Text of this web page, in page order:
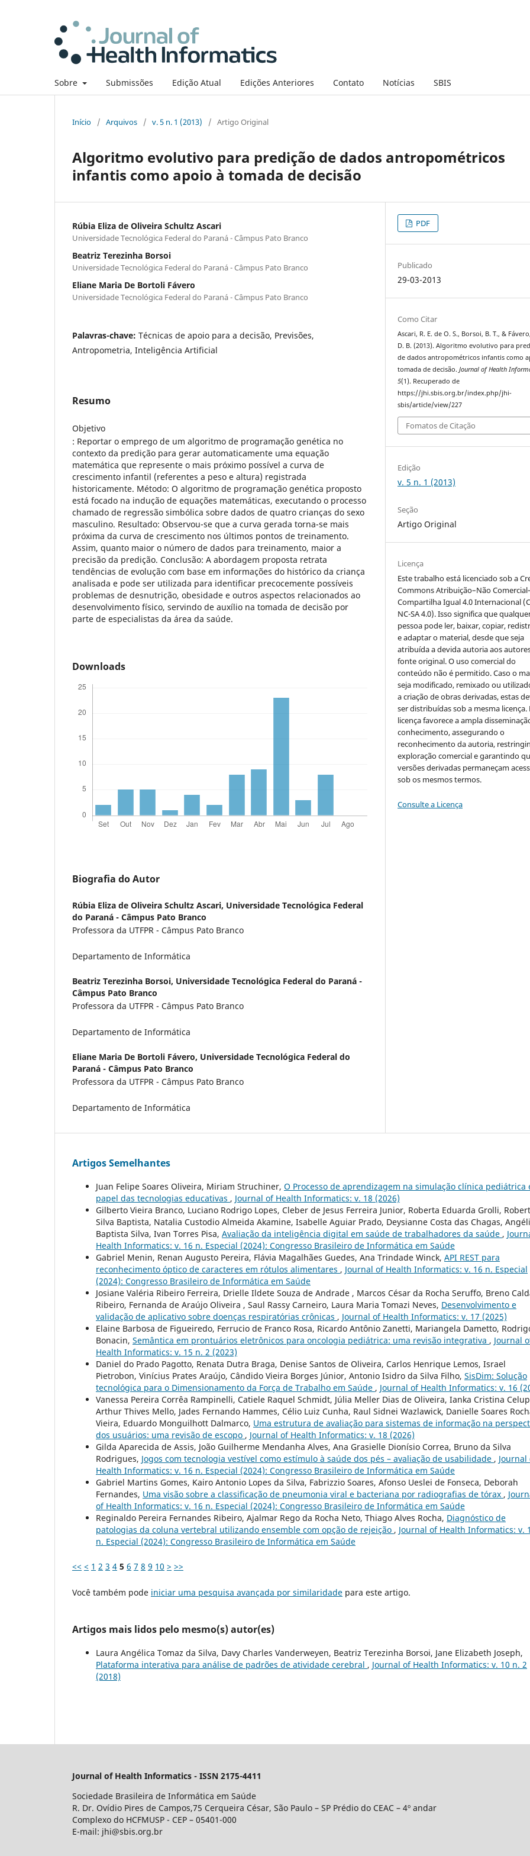
Sobre Submissões Edição Atual Edições Anteriores Contato Notícias SBIS
Início / Arquivos / v. 5 n. 1 (2013) / Artigo Original
Algoritmo evolutivo para predição de dados antropométricos
infantis como apoio à tomada de decisão
Rúbia Eliza de Oliveira Schultz Ascari
Universidade Tecnológica Federal do Paraná - Câmpus Pato Branco
Beatriz Terezinha Borsoi
Universidade Tecnológica Federal do Paraná - Câmpus Pato Branco
Eliane Maria De Bortoli Fávero
Universidade Tecnológica Federal do Paraná - Câmpus Pato Branco
Palavras-chave: Técnicas de apoio para a decisão, Previsões,
Antropometria, Inteligência Artificial
Resumo
Objetivo
: Reportar o emprego de um algoritmo de programação genética no
contexto da predição para gerar automaticamente uma equação
matemática que represente o mais próximo possível a curva de
crescimento infantil (referentes a peso e altura) registrada
historicamente. Método: O algoritmo de programação genética proposto
está focado na indução de equações matemáticas, executando o processo
chamado de regressão simbólica sobre dados de quatro crianças do sexo
masculino. Resultado: Observou-se que a curva gerada torna-se mais
próxima da curva de crescimento nos últimos pontos de treinamento.
Assim, quanto maior o número de dados para treinamento, maior a
precisão da predição. Conclusão: A abordagem proposta retrata
tendências de evolução com base em informações do histórico da criança
analisada e pode ser utilizada para identificar precocemente possíveis
problemas de desnutrição, obesidade e outros aspectos relacionados ao
desenvolvimento físico, servindo de auxílio na tomada de decisão por
parte de especialistas da área da saúde.
Downloads
Biografia do Autor
Rúbia Eliza de Oliveira Schultz Ascari, Universidade Tecnológica Federal
do Paraná - Câmpus Pato Branco
Professora da UTFPR - Câmpus Pato Branco
Departamento de Informática
Beatriz Terezinha Borsoi, Universidade Tecnológica Federal do Paraná -
Câmpus Pato Branco
Professora da UTFPR - Câmpus Pato Branco
Departamento de Informática
Eliane Maria De Bortoli Fávero, Universidade Tecnológica Federal do
Paraná - Câmpus Pato Branco
Professora da UTFPR - Câmpus Pato Branco
Departamento de Informática
PDF
Publicado
29-03-2013
Como Citar
Ascari, R. E. de O. S., Borsoi, B. T., &
D. B. (2013). Algoritmo evolutivo para
de dados antropométricos infantis como
tomada de decisão.Journal of Health
5(1). Recuperado de
https://jhi.sbis.org.br/index.php/jhi-
sbis/article/view/227
Fomatos de Citação
Edição
v. 5 n. 1 (2013)
Seção
Artigo Original
Licença
Este trabalho está licenciado sob a
Commons Atribuição–Não
Compartilha Igual 4.0 Internacional
NC-SA 4.0). Isso significa que
pessoa pode ler, baixar, copiar,
e adaptar o material, desde que seja
atribuída a devida autoria aos
fonte original. O uso comercial do
conteúdo não é permitido. Caso o
seja modificado, remixado ou
a criação de obras derivadas, estas
ser distribuídas sob a mesma licença.
licença favorece a ampla
conhecimento, assegurando o
reconhecimento da autoria,
exploração comercial e garantindo
versões derivadas permaneçam
sob os mesmos termos.
Consulte a Licença
Artigos Semelhantes
Juan Felipe Soares Oliveira, Miriam Struchiner, O Processo de aprendizagem na simulação clínica pediátrica
papel das tecnologias educativas , Journal of Health Informatics: v. 18 (2026)
Gilberto Vieira Branco, Luciano Rodrigo Lopes, Cleber de Jesus Ferreira Junior, Roberta Eduarda Grolli,
Silva Baptista, Natalia Custodio Almeida Akamine, Isabelle Aguiar Prado, Deysianne Costa das Chagas,
Baptista Silva, Ivan Torres Pisa, Avaliação da inteligência digital em saúde de trabalhadores da saúde ,
Health Informatics: v. 16 n. Especial (2024): Congresso Brasileiro de Informática em Saúde
Gabriel Menin, Renan Augusto Pereira, Flávia Magalhães Guedes, Ana Trindade Winck, API REST para
reconhecimento óptico de caracteres em rótulos alimentares , Journal of Health Informatics: v. 16 n. Especial
(2024): Congresso Brasileiro de Informática em Saúde
Josiane Valéria Ribeiro Ferreira, Drielle Ildete Souza de Andrade , Marcos César da Rocha Seruffo, Breno
Ribeiro, Fernanda de Araújo Oliveira , Saul Rassy Carneiro, Laura Maria Tomazi Neves, Desenvolvimento e
validação de aplicativo sobre doenças respiratórias crônicas , Journal of Health Informatics: v. 17 (2025)
Elaine Barbosa de Figueiredo, Ferrucio de Franco Rosa, Ricardo Antônio Zanetti, Mariangela Dametto,
Bonacin, Semântica em prontuários eletrônicos para oncologia pediátrica: uma revisão integrativa , Journal
Health Informatics: v. 15 n. 2 (2023)
Daniel do Prado Pagotto, Renata Dutra Braga, Denise Santos de Oliveira, Carlos Henrique Lemos, Israel
Pietrobon, Vinícius Prates Araújo, Cândido Vieira Borges Júnior, Antonio Isidro da Silva Filho, SisDim: Solução
tecnológica para o Dimensionamento da Força de Trabalho em Saúde , Journal of Health Informatics: v. 16
Vanessa Pereira Corrêa Rampinelli, Catiele Raquel Schmidt, Júlia Meller Dias de Oliveira, Ianka Cristina
Arthur Thives Mello, Jades Fernando Hammes, Célio Luiz Cunha, Raul Sidnei Wazlawick, Danielle Soares
Vieira, Eduardo Monguilhott Dalmarco, Uma estrutura de avaliação para sistemas de informação na
dos usuários: uma revisão de escopo , Journal of Health Informatics: v. 18 (2026)
Gilda Aparecida de Assis, João Guilherme Mendanha Alves, Ana Grasielle Dionísio Correa, Bruno da Silva
Rodrigues, Jogos com tecnologia vestível como estímulo à saúde dos pés – avaliação de usabilidade , Journal
Health Informatics: v. 16 n. Especial (2024): Congresso Brasileiro de Informática em Saúde
Gabriel Martins Gomes, Kairo Antonio Lopes da Silva, Fabrizzio Soares, Afonso Ueslei de Fonseca, Deborah
Fernandes, Uma visão sobre a classificação de pneumonia viral e bacteriana por radiografias de tórax ,
of Health Informatics: v. 16 n. Especial (2024): Congresso Brasileiro de Informática em Saúde
Reginaldo Pereira Fernandes Ribeiro, Ajalmar Rego da Rocha Neto, Thiago Alves Rocha, Diagnóstico de
patologias da coluna vertebral utilizando ensemble com opção de rejeição , Journal of Health Informatics: v.
n. Especial (2024): Congresso Brasileiro de Informática em Saúde
<< < 1 2 3 4 5 6 7 8 9 10 > >>
Você também pode iniciar uma pesquisa avançada por similaridade para este artigo.
Artigos mais lidos pelo mesmo(s) autor(es)
Laura Angélica Tomaz da Silva, Davy Charles Vanderweyen, Beatriz Terezinha Borsoi, Jane Elizabeth Joseph,
Plataforma interativa para análise de padrões de atividade cerebral , Journal of Health Informatics: v. 10 n. 2
(2018)
Journal of Health Informatics - ISSN 2175-4411
Sociedade Brasileira de Informática em Saúde
R. Dr. Ovídio Pires de Campos,75 Cerqueira César, São Paulo – SP Prédio do CEAC – 4º andar
Complexo do HCFMUSP - CEP – 05401-000
E-mail: jhi@sbis.org.br